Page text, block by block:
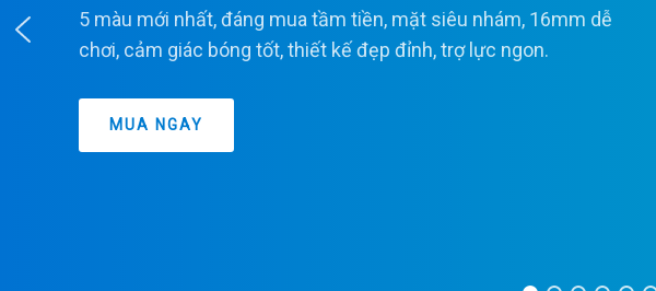
5 màu mới nhất, đáng mua tầm tiền, mặt siêu nhám, 16mm dễ
chơi, cảm giác bóng tốt, thiết kế đẹp đỉnh, trợ lực ngon.
MUA NGAY